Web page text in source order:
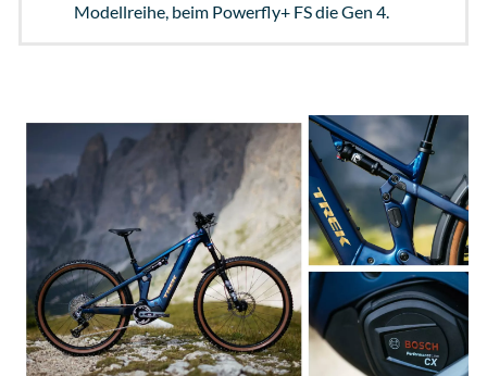
Modellreihe, beim Powerfly+ FS die Gen 4.